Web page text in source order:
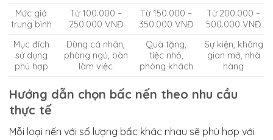
Mức giá
trung bình
Từ 100.000 –
250.000 VNĐ
Từ 150.000 –
350.000 VNĐ
Từ 200.000 –
500.000 VNĐ
Mục đích
sử dụng
phù hợp
Dùng cá nhân,
phòng ngủ, bàn
làm việc
Quà tặng,
tiệc nhỏ,
phòng khách
Sự kiện, không
gian mở, nhà
hàng
Hướng dẫn chọn bấc nến theo nhu cầu
thực tế
Mỗi loại nến với số lượng bấc khác nhau sẽ phù hợp với